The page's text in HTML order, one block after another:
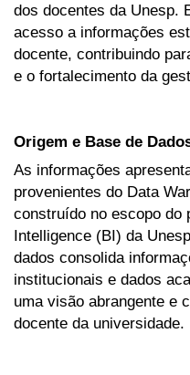
dos docentes da Unesp.
acesso a informações
docente, contribuindo
e o fortalecimento da
Origem e Base de
As informações
provenientes do Data
construído no escopo do
Intelligence (BI) da
dados consolida
institucionais e dados
uma visão abrangente e
docente da universidade.